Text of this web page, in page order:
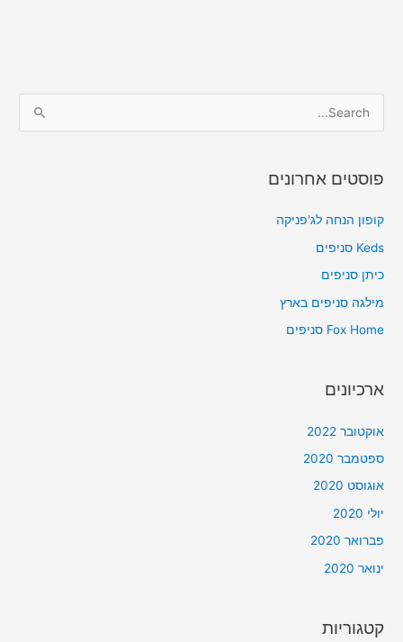
r
r
:
פוסטים אחרונים
קופון הנחה לג'פניקה
Keds סניפים
כיתן סניפים
מילגה סניפים בארץ
Fox Home סניפים
ארכיונים
אוקטובר 2022
ספטמבר 2020
אוגוסט 2020
יולי 2020
פברואר 2020
ינואר 2020
קטגוריות